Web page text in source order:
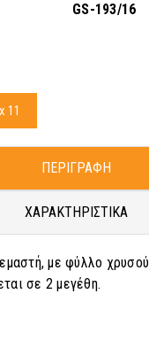
GS-193/16
11
ΠΕΡΙΓΡΑΦΗ
ΧΑΡΑΚΤΗΡΙΣΤΙΚΑ
με φύλλο χρυσού
σε 2 μεγέθη.